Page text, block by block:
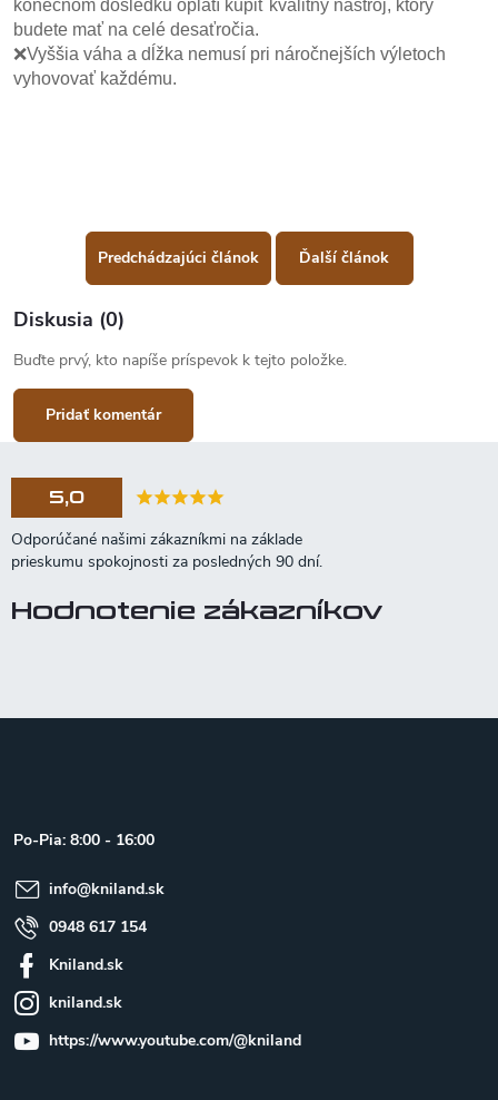
konečnom dôsledku oplatí kúpiť kvalitný nástroj, ktorý
budete mať na celé desaťročia.
❌Vyššia váha a dĺžka nemusí pri náročnejších výletoch
vyhovovať každému.
Predchádzajúci článok Ďalší článok
Diskusia (0)
Buďte prvý, kto napíše príspevok k tejto položke.
Pridať komentár
5,0
Hodnotenie zákazníkov
Po-Pia: 8:00 - 16:00
info@kniland.sk
0948 617 154
Kniland.sk
kniland.sk
https://www.youtube.com/@kniland